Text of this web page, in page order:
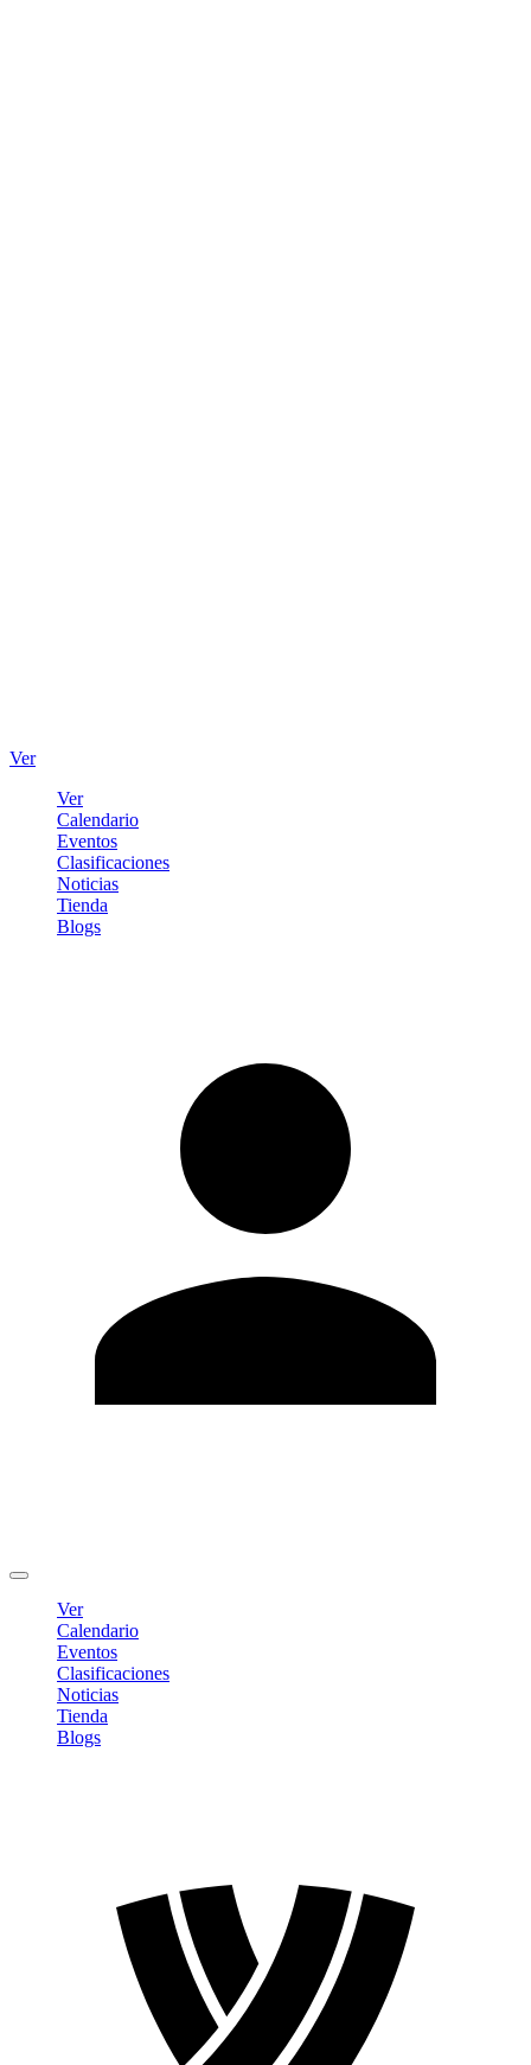
Ver
Ver
Calendario
Eventos
Clasificaciones
Noticias
Tienda
Blogs
Ver
Calendario
Eventos
Clasificaciones
Noticias
Tienda
Blogs